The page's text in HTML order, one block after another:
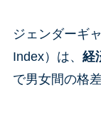
ジェンダーギ
Index）は、 経
で男女間の格